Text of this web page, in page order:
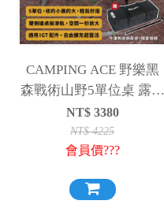
CAMPING ACE 野樂黑
森戰術山野5單位桌 露營
桌 升降桌 摺疊桌 單位桌
蛋捲桌 IGT桌 露營
NT$ 3380
NT$4225
會員價???